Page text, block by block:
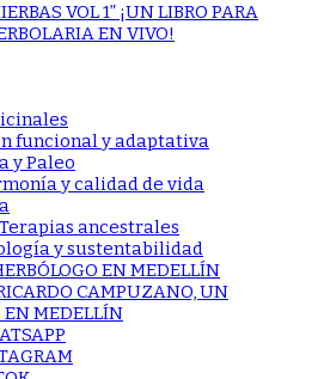
VOL 1” ¡UN LIBRO PARA
EN VIVO!
funcional y adaptativa
y Paleo
y calidad de vida
ancestrales
y sustentabilidad
EN MEDELLÍN
CAMPUZANO, UN
EN MEDELLÍN